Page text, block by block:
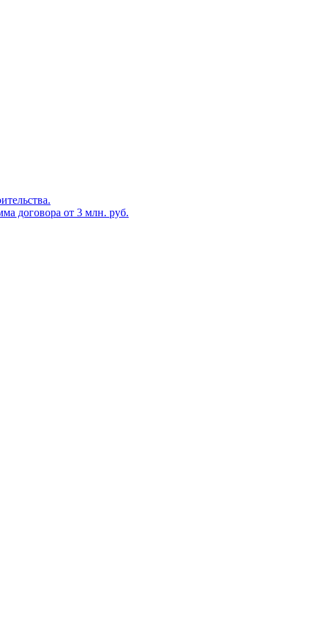
договора от 3 млн. руб.